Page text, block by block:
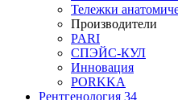
Тележки
Производители
PARI
СПЭЙС-КУЛ
Инновация
PORKKA
Рентгенология 34